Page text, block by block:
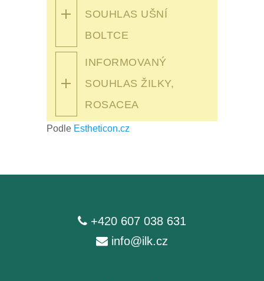
SOUHLAS UŠNÍ
BOLTCE
INFORMOVANÝ
SOUHLAS ŽILKY,
ROSACEA
Podle Estheticon.cz
+420 607 038 631
info@ilk.cz